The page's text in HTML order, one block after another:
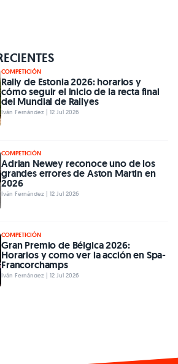
COMPETICIÓN
Rally de Estonia 2026: horarios y
cómo seguir el inicio de la recta final
del Mundial de Rallyes
Iván Fernández | 12 Jul 2026
COMPETICIÓN
Adrian Newey reconoce uno de los
grandes errores de Aston Martin en
2026
Iván Fernández | 12 Jul 2026
COMPETICIÓN
Gran Premio de Bélgica 2026:
Horarios y como ver la acción en Spa-
Francorchamps
Iván Fernández | 12 Jul 2026